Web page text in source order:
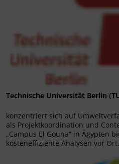
Technische Universität Berlin
konzentriert sich auf
als Projektkoordination und
„Campus El Gouna“ in Ägypten
kosteneffiziente Analysen vor Ort.